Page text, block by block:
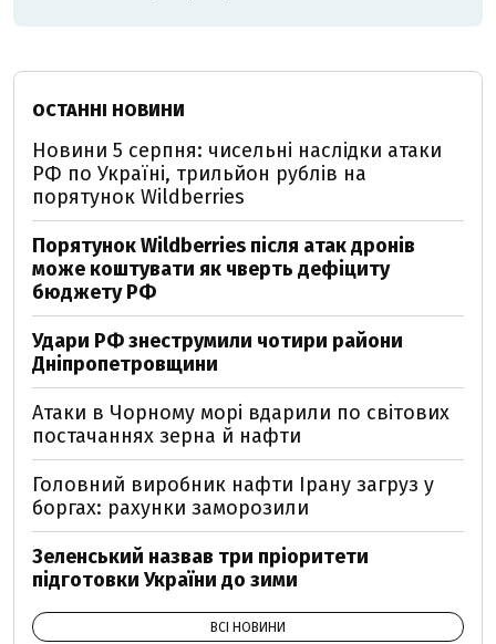
ОСТАННІ НОВИНИ
Новини 5 серпня: чисельні наслідки атаки
РФ по Україні, трильйон рублів на
порятунок Wildberries
Порятунок Wildberries після атак дронів
може коштувати як чверть дефіциту
бюджету РФ
Удари РФ знеструмили чотири райони
Дніпропетровщини
Атаки в Чорному морі вдарили по світових
постачаннях зерна й нафти
Головний виробник нафти Ірану загруз у
боргах: рахунки заморозили
Зеленський назвав три пріоритети
підготовки України до зими
ВСІ НОВИНИ